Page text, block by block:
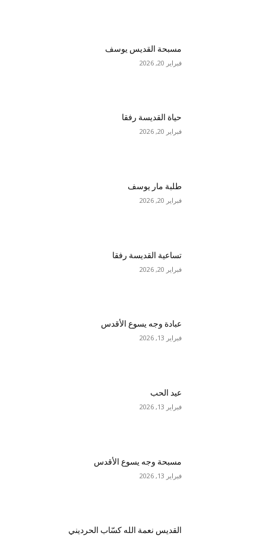
مسبحة القديس يوسف
فبراير 20, 2026
حياة القديسة رفقا
فبراير 20, 2026
طلبة مار يوسف
فبراير 20, 2026
تساعية القديسة رفقا
فبراير 20, 2026
عبادة وجه يسوع الأقدس
فبراير 13, 2026
عيد الحب
فبراير 13, 2026
مسبحة وجه يسوع الأقدس
فبراير 13, 2026
القديس نعمة الله كسّاب الحرديني